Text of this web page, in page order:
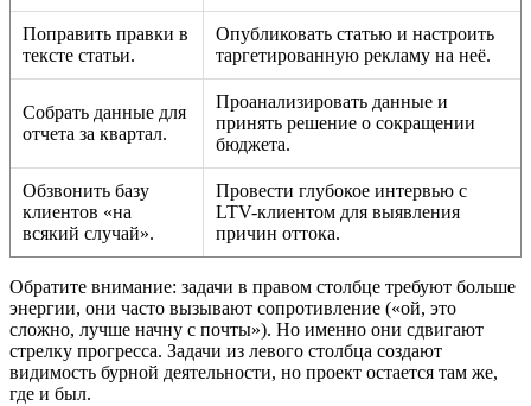
Поправить правки в
тексте статьи.
Опубликовать статью и настроить
таргетированную рекламу на неё.
Собрать данные для
отчета за квартал.
Проанализировать данные и
принять решение о сокращении
бюджета.
Обзвонить базу
клиентов «на
всякий случай».
Провести глубокое интервью с
LTV-клиентом для выявления
причин оттока.
Обратите внимание: задачи в правом столбце требуют больше
энергии, они часто вызывают сопротивление («ой, это
сложно, лучше начну с почты»). Но именно они сдвигают
стрелку прогресса. Задачи из левого столбца создают
видимость бурной деятельности, но проект остается там же,
где и был.